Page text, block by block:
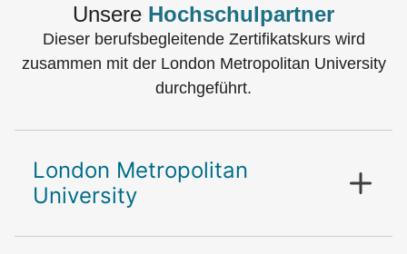
Unsere Hochschulpartner
Dieser berufsbegleitende Zertifikatskurs wird
zusammen mit der London Metropolitan University
durchgeführt.
London Metropolitan
University